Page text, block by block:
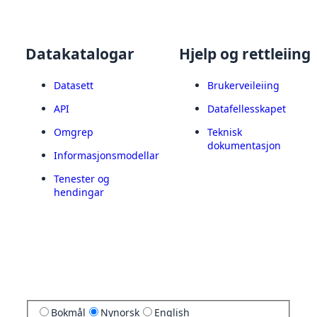
Datakatalogar
Datasett
API
Omgrep
Informasjonsmodellar
Tenester og
hendingar
Hjelp og rettleiing
Brukerveileiing
Datafellesskapet
Teknisk
dokumentasjon
Bokmål Nynorsk English